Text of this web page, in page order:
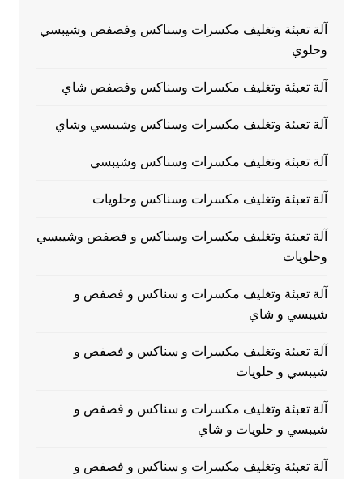
آلة تعبئة وتغليف مكسرات وسناكس وفصفص وشيبسي
وحلوي
آلة تعبئة وتغليف مكسرات وسناكس وفصفص شاي
آلة تعبئة وتغليف مكسرات وسناكس وشيبسي وشاي
آلة تعبئة وتغليف مكسرات وسناكس وشيبسي
آلة تعبئة وتغليف مكسرات وسناكس وحلويات
آلة تعبئة وتغليف مكسرات وسناكس و فصفص وشيبسي
وحلويات
آلة تعبئة وتغليف مكسرات و سناكس و فصفص و
شيبسي و شاي
آلة تعبئة وتغليف مكسرات و سناكس و فصفص و
شيبسي و حلويات
آلة تعبئة وتغليف مكسرات و سناكس و فصفص و
شيبسي و حلويات و شاي
آلة تعبئة وتغليف مكسرات و سناكس و فصفص و